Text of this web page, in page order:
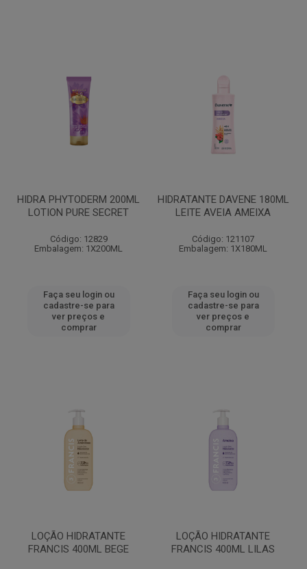
HIDRA PHYTODERM 200ML
LOTION PURE SECRET
Código: 12829
Embalagem: 1X200ML
Faça seu login ou
cadastre-se para
ver preços e
comprar
HIDRATANTE DAVENE 180ML
LEITE AVEIA AMEIXA
Código: 121107
Embalagem: 1X180ML
Faça seu login ou
cadastre-se para
ver preços e
comprar
LOÇÃO HIDRATANTE
FRANCIS 400ML BEGE
LOÇÃO HIDRATANTE
FRANCIS 400ML LILAS